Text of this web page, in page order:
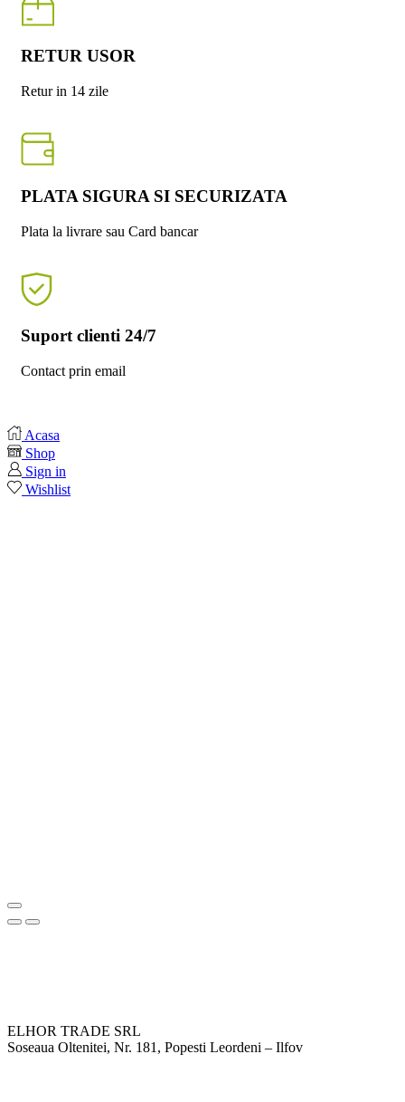
RETUR USOR
Retur in 14 zile
PLATA SIGURA SI SECURIZATA
Plata la livrare sau Card bancar
Suport clienti 24/7
Contact prin email
Acasa
Shop
Sign in
Wishlist
ELHOR TRADE SRL
Soseaua Oltenitei, Nr. 181, Popesti Leordeni – Ilfov